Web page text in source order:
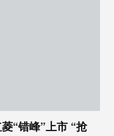
菱“错峰”上市 “抢